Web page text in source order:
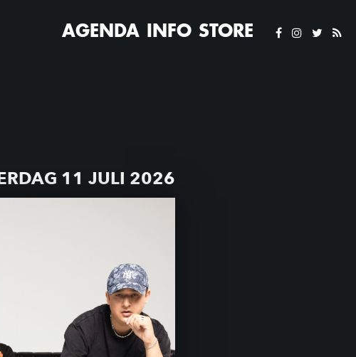
AGENDA INFO STORE
11 JULI 2026